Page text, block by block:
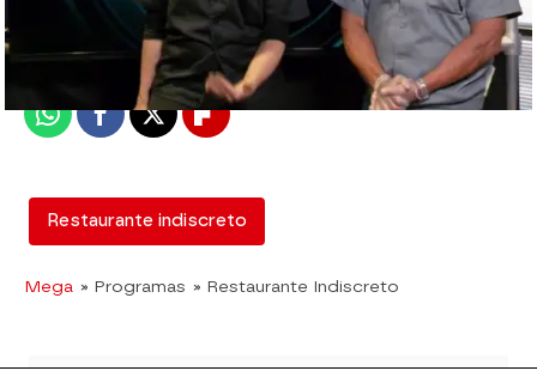
Madrid
Publicado: 14 de agosto de 2017, 22:03
WhatsappFacebook
X Flipboard
Restaurante indiscreto
Mega » Programas » Restaurante Indiscreto